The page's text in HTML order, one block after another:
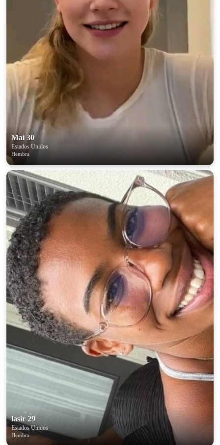
Mai 30
Estados Unidos
Hembra
lasir 29
Estados Unidos
Hembra